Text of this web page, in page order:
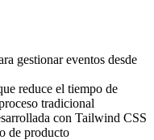
gestionar eventos desde
reduce el tiempo de
tradicional
con Tailwind CSS
de producto